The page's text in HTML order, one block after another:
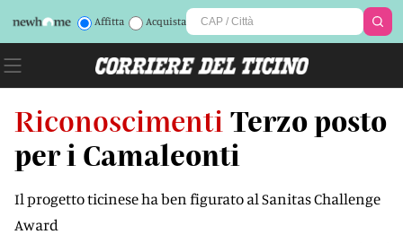
Affitta Acquista
Riconoscimenti Terzo posto
per i Camaleonti
Il progetto ticinese ha ben figurato al Sanitas Challenge
Award